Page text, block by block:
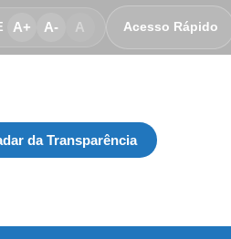
A+ A- A Acesso Rápido
da Transparência